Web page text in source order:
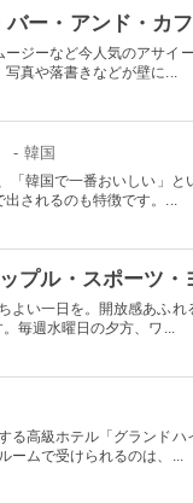
ー・アンド・カ
ジーなど今人気のアサイ
真や落書きなどが壁に...
- 韓国
「韓国で一番おいしい」
されるのも特徴です。...
プル・スポーツ・
よい一日を。開放感あふ
毎週水曜日の夕方、ワ...
る高級ホテル「グランド
ームで受けられるのは、...